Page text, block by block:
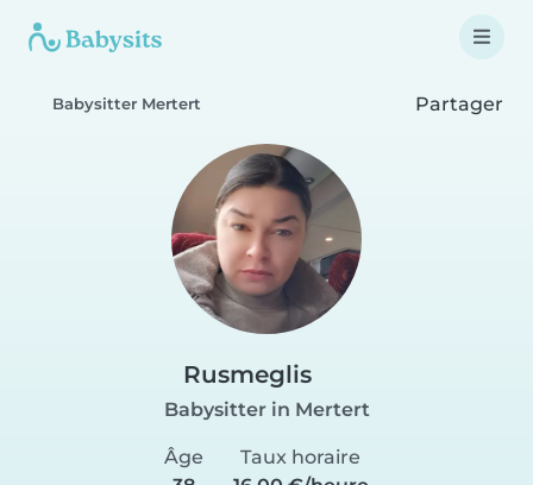
Babysitter Mertert Partager
Rusmeglis
Babysitter in Mertert
Âge
Taux horaire